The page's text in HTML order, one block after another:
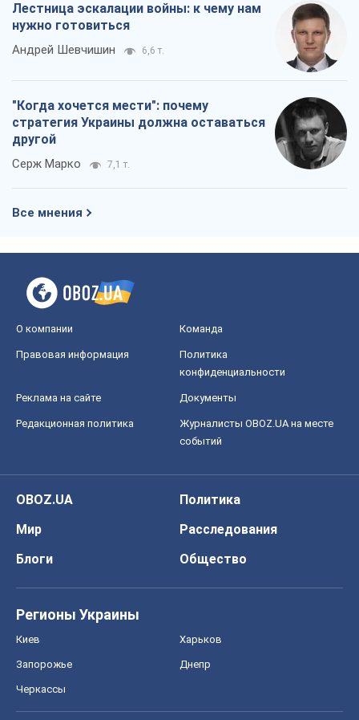
Лестница эскалации войны: к чему нам
нужно готовиться
Андрей Шевчишин 6,6 т.
"Когда хочется мести": почему
стратегия Украины должна оставаться
другой
Серж Марко 7,1 т.
Все мнения
О компании Команда
Правовая информация
Политика
конфиденциальности
Реклама на сайте Документы
Редакционная политика
Журналисты OBOZ.UA на месте
событий
OBOZ.UA
Политика
Мир
Расследования
Блоги
Общество
Регионы Украины
Киев Харьков
Запорожье Днепр
Черкассы